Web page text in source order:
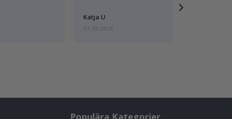
Katja U
07.08.2026
Populära Kategorier